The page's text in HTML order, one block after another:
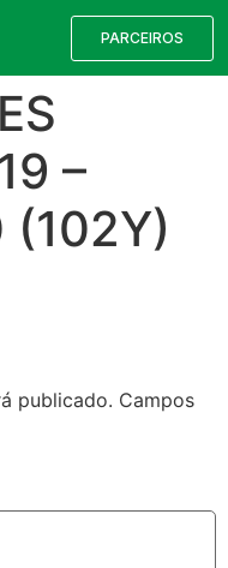
PARCEIROS
–
publicado. Campos